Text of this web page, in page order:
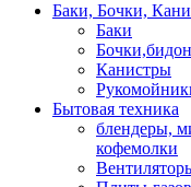
Баки, Бочки,
Баки
Канистры
Бытовая техника
блендеры,
кофемолки